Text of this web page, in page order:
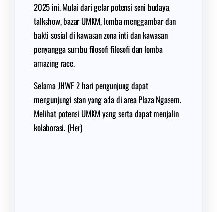
2025 ini. Mulai dari gelar potensi seni budaya,
talkshow, bazar UMKM, lomba menggambar dan
bakti sosial di kawasan zona inti dan kawasan
penyangga sumbu filosofi filosofi dan lomba
amazing race.
Selama JHWF 2 hari pengunjung dapat
mengunjungi stan yang ada di area Plaza Ngasem.
Melihat potensi UMKM yang serta dapat menjalin
kolaborasi. (Her)